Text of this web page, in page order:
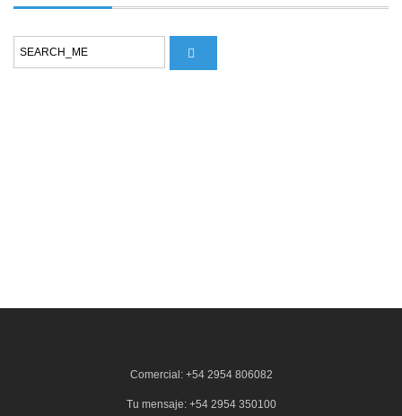
Comercial: +54 2954 806082
Tu mensaje: +54 2954 350100